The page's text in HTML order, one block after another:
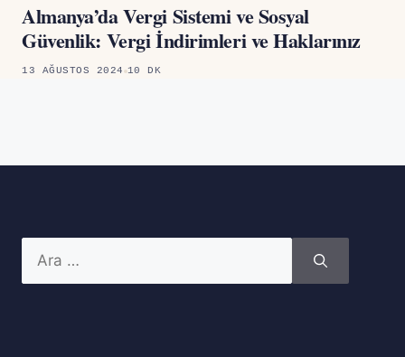
Almanya’da Vergi Sistemi ve Sosyal
Güvenlik: Vergi İndirimleri ve Haklarınız
13 AĞUSTOS 2024 10 DK
ara